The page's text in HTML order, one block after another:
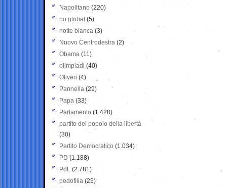
Napolitano (220)
no global (5)
notte bianca (3)
Nuovo Centrodestra (2)
Obama (11)
olimpiadi (40)
Oliveri (4)
Pannella (29)
Papa (33)
Parlamento (1.428)
partito del popolo della libertà
(30)
Partito Democratico (1.034)
PD (1.188)
PdL (2.781)
pedofilia (25)